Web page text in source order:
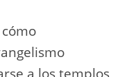
a los templos